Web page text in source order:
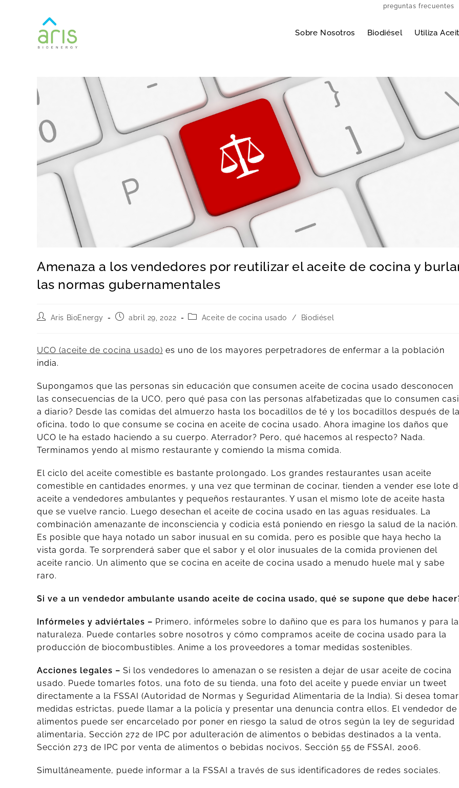
preguntas frecuentes
Sobre Nosotros Biodiésel Utiliza
Amenaza a los vendedores por reutilizar el aceite de cocina y
las normas gubernamentales
Aris BioEnergy abril 29, 2022 Aceite de cocina usado / Biodiésel
UCO (aceite de cocina usado) es uno de los mayores perpetradores de enfermar a la población
india.
Supongamos que las personas sin educación que consumen aceite de cocina usado desconocen
las consecuencias de la UCO, pero qué pasa con las personas alfabetizadas que lo consumen casi
a diario? Desde las comidas del almuerzo hasta los bocadillos de té y los bocadillos después de
oficina, todo lo que consume se cocina en aceite de cocina usado. Ahora imagine los daños que
UCO le ha estado haciendo a su cuerpo. Aterrador? Pero, qué hacemos al respecto? Nada.
Terminamos yendo al mismo restaurante y comiendo la misma comida.
El ciclo del aceite comestible es bastante prolongado. Los grandes restaurantes usan aceite
comestible en cantidades enormes, y una vez que terminan de cocinar, tienden a vender ese lote
aceite a vendedores ambulantes y pequeños restaurantes. Y usan el mismo lote de aceite hasta
que se vuelve rancio. Luego desechan el aceite de cocina usado en las aguas residuales. La
combinación amenazante de inconsciencia y codicia está poniendo en riesgo la salud de la nación.
Es posible que haya notado un sabor inusual en su comida, pero es posible que haya hecho la
vista gorda. Te sorprenderá saber que el sabor y el olor inusuales de la comida provienen del
aceite rancio. Un alimento que se cocina en aceite de cocina usado a menudo huele mal y sabe
raro.
Si ve a un vendedor ambulante usando aceite de cocina usado, qué se supone que debe
Infórmeles y adviértales – Primero, infórmeles sobre lo dañino que es para los humanos y para la
naturaleza. Puede contarles sobre nosotros y cómo compramos aceite de cocina usado para la
producción de biocombustibles. Anime a los proveedores a tomar medidas sostenibles.
Acciones legales – Si los vendedores lo amenazan o se resisten a dejar de usar aceite de cocina
usado. Puede tomarles fotos, una foto de su tienda, una foto del aceite y puede enviar un tweet
directamente a la FSSAI (Autoridad de Normas y Seguridad Alimentaria de la India). Si desea tomar
medidas estrictas, puede llamar a la policía y presentar una denuncia contra ellos. El vendedor de
alimentos puede ser encarcelado por poner en riesgo la salud de otros según la ley de seguridad
alimentaria, Sección 272 de IPC por adulteración de alimentos o bebidas destinados a la venta,
Sección 273 de IPC por venta de alimentos o bebidas nocivos, Sección 55 de FSSAI, 2006.
Simultáneamente, puede informar a la FSSAI a través de sus identificadores de redes sociales.